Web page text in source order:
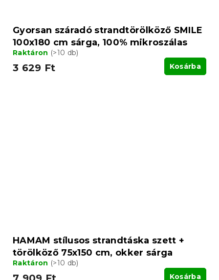
Gyorsan száradó strandtörölköző SMILE
100x180 cm sárga, 100% mikroszálas
Raktáron (>10 db)
3 629 Ft Kosárba
HAMAM stílusos strandtáska szett +
törölköző 75x150 cm, okker sárga
Raktáron (>10 db)
Kosárba